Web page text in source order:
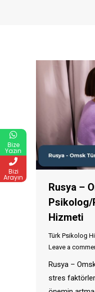
Rusya –
Psikolog/
Hizmeti
Türk Psikolog
Leave a
Rusya –
stres
Bize
Yazın
Bizi
Arayın